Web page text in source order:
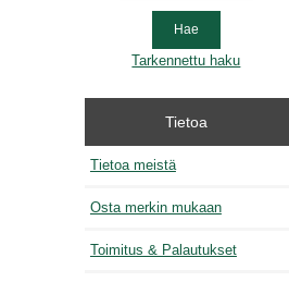
Tarkennettu haku
Tietoa
Tietoa meistä
Osta merkin mukaan
Toimitus & Palautukset